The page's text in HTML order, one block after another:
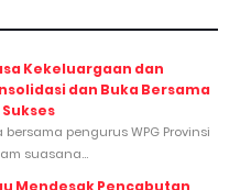
Kekeluargaan dan
dan Buka Bersama
pengurus WPG Provinsi
suasana...
Mendesak Pencabutan